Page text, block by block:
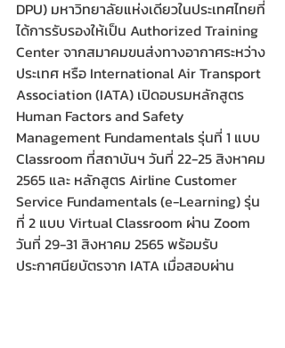
DPU) มหาวิทยาลัยแห่งเดียวในประเทศไทยที่
ได้การรับรองให้เป็น Authorized Training
Center จากสมาคมขนส่งทางอากาศระหว่าง
ประเทศ หรือ International Air Transport
Association (IATA) เปิดอบรมหลักสูตร
Human Factors and Safety
Management Fundamentals รุ่นที่ 1 แบบ
Classroom ที่สถาบันฯ วันที่ 22-25 สิงหาคม
2565 และ หลักสูตร Airline Customer
Service Fundamentals (e-Learning) รุ่น
ที่ 2 แบบ Virtual Classroom ผ่าน Zoom
วันที่ 29-31 สิงหาคม 2565 พร้อมรับ
ประกาศนียบัตรจาก IATA เมื่อสอบผ่าน